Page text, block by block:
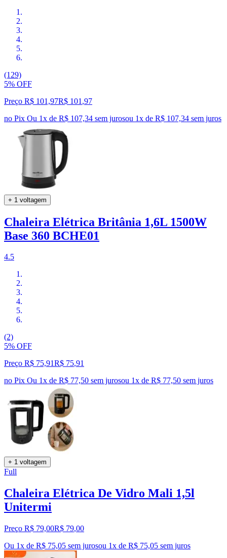
(129)
5% OFF
Preço R$ 101,97R$ 101 ,97
no Pix Ou 1x de R$ 107,34 sem jurosou 1x de R$ 107,34 sem juros
+ 1 voltagem
Chaleira Elétrica Britânia 1,6L 1500W
Base 360 BCHE01
4.5
(2)
5% OFF
Preço R$ 75,91R$ 75,91
no Pix Ou 1x de R$ 77,50 sem jurosou 1x de R$ 77,50 sem juros
+ 1 voltagem
Full
Chaleira Elétrica De Vidro Mali 1,5l
Unitermi
Preço R$ 79,00R$ 79,00
Ou 1x de R$ 75,05 sem jurosou 1x de R$ 75,05 sem juros